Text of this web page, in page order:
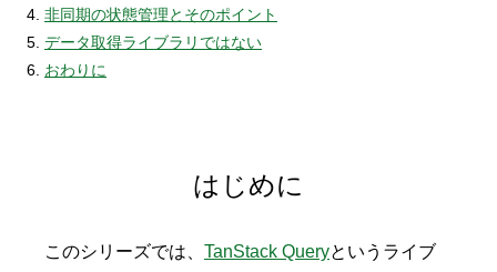
非同期の状態管理とそのポイント
データ取得ライブラリではない
おわりに
はじめに
このシリーズでは、 TanStack Queryというライブ